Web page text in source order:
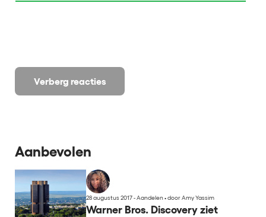
Verberg reacties
Aanbevolen
28 augustus 2017 - Aandelen•door Amy Yassim
Warner Bros. Discovery ziet